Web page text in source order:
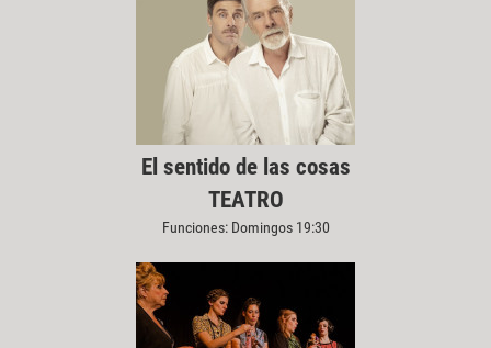
El sentido de las cosas
TEATRO
Funciones: Domingos 19:30